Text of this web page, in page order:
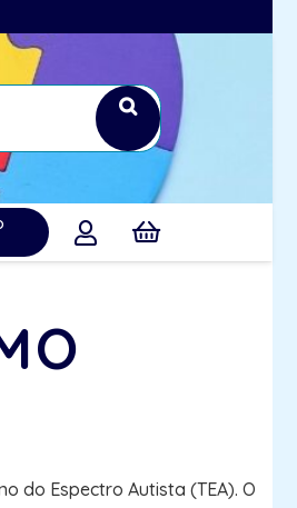
do Espectro Autista (TEA). O